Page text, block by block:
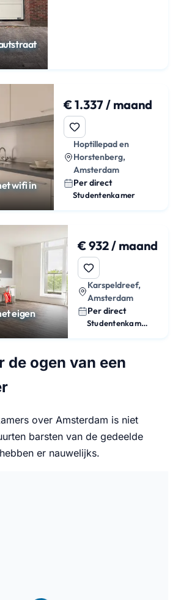
wifi in
€ 1.337 / maand
Hoptillepad en
Horstenberg,
Amsterdam
Per direct
Studentenkamer
eigen
€ 932 / maand
Karspeldreef,
Amsterdam
Per direct
Studentenkamer
de ogen van een
over Amsterdam is niet
barsten van de gedeelde
er nauwelijks.